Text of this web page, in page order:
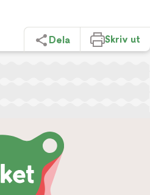
Dela Skriv ut